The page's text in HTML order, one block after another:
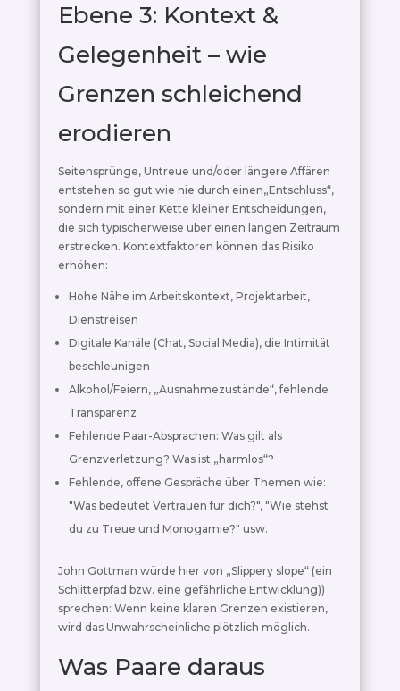
Ebene 3: Kontext &
Gelegenheit – wie
Grenzen schleichend
erodieren
Seitensprünge, Untreue und/oder längere Affären
entstehen so gut wie nie durch einen„Entschluss“,
sondern mit einer Kette kleiner Entscheidungen,
die sich typischerweise über einen langen Zeitraum
erstrecken. Kontextfaktoren können das Risiko
erhöhen:
Hohe Nähe im Arbeitskontext, Projektarbeit,
Dienstreisen
Digitale Kanäle (Chat, Social Media), die Intimität
beschleunigen
Alkohol/Feiern, „Ausnahmezustände“, fehlende
Transparenz
Fehlende Paar-Absprachen: Was gilt als
Grenzverletzung? Was ist „harmlos“?
Fehlende, offene Gespräche über Themen wie:
"Was bedeutet Vertrauen für dich?", "Wie stehst
du zu Treue und Monogamie?" usw.
John Gottman würde hier von „Slippery slope“ (ein
Schlitterpfad bzw. eine gefährliche Entwicklung))
sprechen: Wenn keine klaren Grenzen existieren,
wird das Unwahrscheinliche plötzlich möglich.
Was Paare daraus